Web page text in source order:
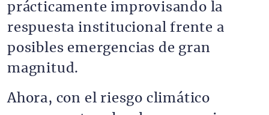
prácticamente improvisando la
respuesta institucional frente a
posibles emergencias de gran
magnitud.
Ahora, con el riesgo climático